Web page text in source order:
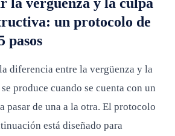
un protocolo de
pasos
diferencia entre la vergüenza y la
produce cuando se cuenta con un
pasar de una a la otra. El protocolo
está diseñado para